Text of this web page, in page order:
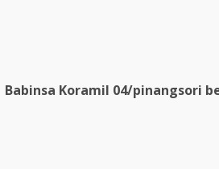
Babinsa Koramil 04/pinangsori